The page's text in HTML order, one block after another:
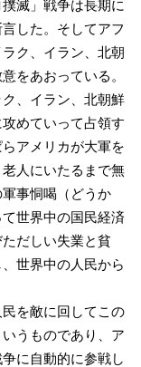
滅」戦争は長期に
した。そしてアフ
ク、イラン、北朝
をあおっている。
、イラン、北朝鮮
めていって占領す
アメリカが大軍を
人にいたるまで無
事恫喝（どうか
世界中の国民経済
だしい失業と貧
世界中の人民から
を敵に回してこの
うものであり、ア
に自動的に参戦し